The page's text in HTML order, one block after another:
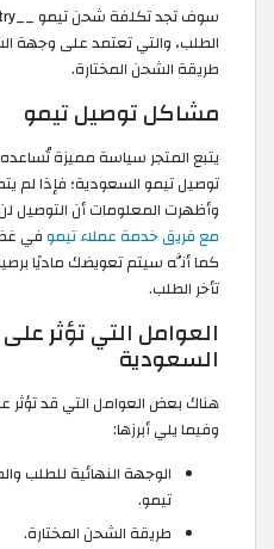
الطلب، والتي تعتمد على وجهة
طريقة الشحن المختارة.
مشاكل توصيل تيمو
يتبع المتجر سياسة مميزة
توصيل تيمو السعودية؛ فإذا لم
وأظهرت المعلومات أن التوصيل
مع فريق خدمة عملاء تيمو
كما أنَّه سيتم تعويضك ماديًا
تأخر الطلب.
العوامل التي تؤثر
السعودية
هناك بعض العوامل التي قد تؤثر
وفيما يلي أبرزها:
الوجهة النهائية للطلب
تيمو.
طريقة الشحن المختارة.